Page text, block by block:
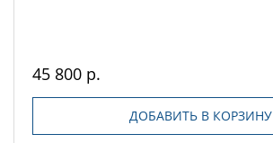
45 800 р.
ДОБАВИТЬ В КОРЗИНУ